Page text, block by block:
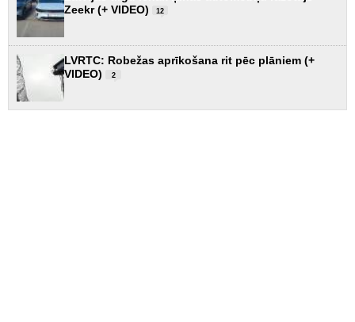
Zeekr (+ VIDEO)
12
LVRTC: Robežas aprīkošana rit pēc plāniem (+
VIDEO)
2